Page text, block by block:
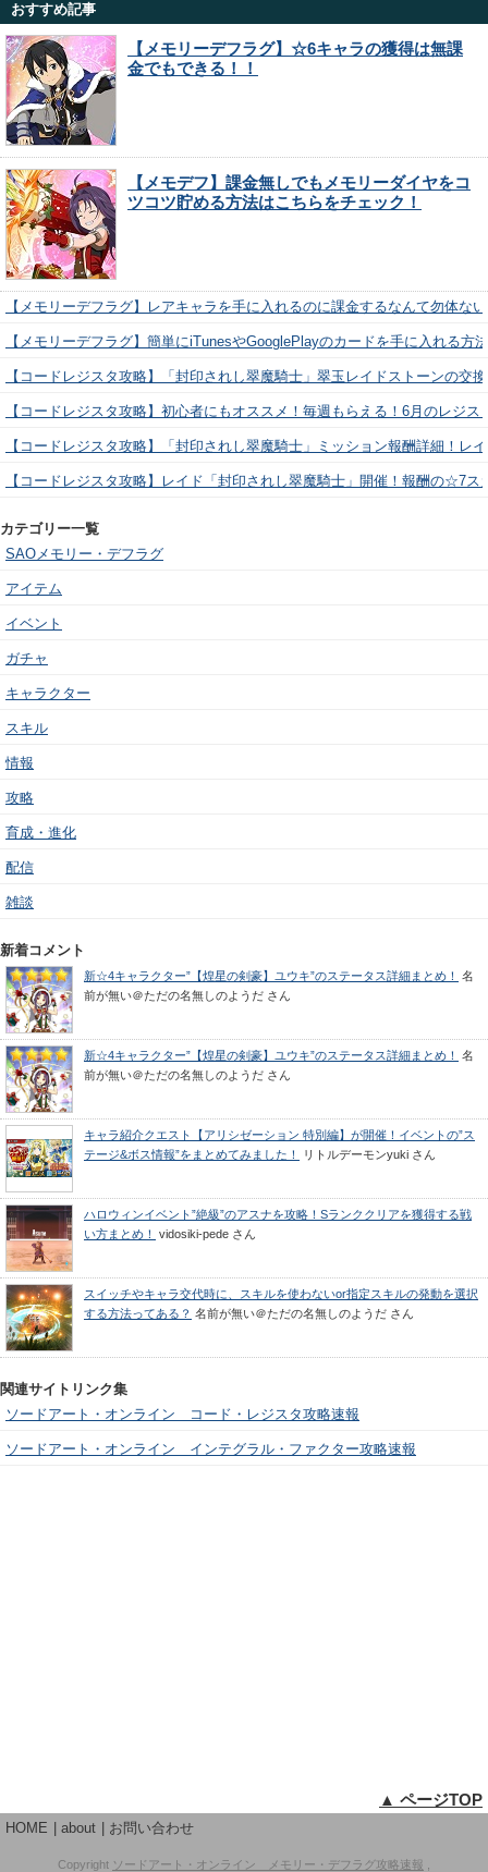
おすすめ記事
【メモリーデフラグ】☆6キャラの獲得は無課
金でもできる！！
【メモデフ】課金無しでもメモリーダイヤをコ
ツコツ貯める方法はこちらをチェック！
【メモリーデフラグ】レアキャラを手に入れるのに課金するなんて勿体な
【メモリーデフラグ】簡単にiTunesやGooglePlayのカードを手に入れる方
【コードレジスタ攻略】「封印されし翠魔騎士」翠玉レイドストーンの交
【コードレジスタ攻略】初心者にもオススメ！毎週もらえる！6月のレジ
【コードレジスタ攻略】「封印されし翠魔騎士」ミッション報酬詳細！レ
【コードレジスタ攻略】レイド「封印されし翠魔騎士」開催！報酬の☆7
カテゴリー一覧
SAOメモリー・デフラグ
アイテム
イベント
ガチャ
キャラクター
スキル
情報
攻略
育成・進化
配信
雑談
新着コメント
新☆4キャラクター”【煌星の剣豪】ユウキ”のステータス詳細まとめ！
名
前が無い＠ただの名無しのようだ さん
新☆4キャラクター”【煌星の剣豪】ユウキ”のステータス詳細まとめ！
名
前が無い＠ただの名無しのようだ さん
キャラ紹介クエスト【アリシゼーション 特別編】が開催！イベントの”ス
テージ&ボス情報”をまとめてみました！
リトルデーモンyuki さん
ハロウィンイベント”絶級”のアスナを攻略！Sランククリアを獲得する戦
い方まとめ！
vidosiki-pede さん
スイッチやキャラ交代時に、スキルを使わないor指定スキルの発動を選択
する方法ってある？ 名前が無い＠ただの名無しのようだ さん
関連サイトリンク集
ソードアート・オンライン コード・レジスタ攻略速報
ソードアート・オンライン インテグラル・ファクター攻略速報
▲ ページTOP
HOME about お問い合わせ
Copyright ソードアート・オンライン メモリー・デフラグ攻略速報